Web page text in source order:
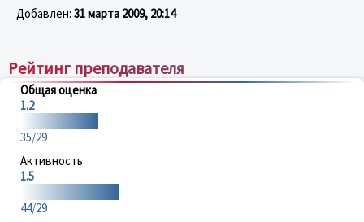
Добавлен: 31 марта 2009, 20:14
Рейтинг преподавателя
Общая оценка
1.2
35/29
Активность
1.5
44/29